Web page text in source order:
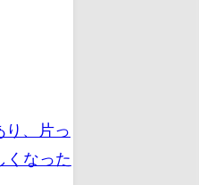
り、片っ
くなった